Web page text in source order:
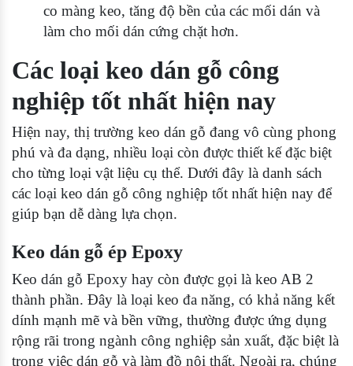
co màng keo, tăng độ bền của các mối dán và
làm cho mối dán cứng chặt hơn.
Các loại keo dán gỗ công
nghiệp tốt nhất hiện nay
Hiện nay, thị trường keo dán gỗ đang vô cùng phong
phú và đa dạng, nhiều loại còn được thiết kế đặc biệt
cho từng loại vật liệu cụ thể. Dưới đây là danh sách
các loại keo dán gỗ công nghiệp tốt nhất hiện nay để
giúp bạn dễ dàng lựa chọn.
Keo dán gỗ ép Epoxy
Keo dán gỗ Epoxy hay còn được gọi là keo AB 2
thành phần. Đây là loại keo đa năng, có khả năng kết
dính mạnh mẽ và bền vững, thường được ứng dụng
rộng rãi trong ngành công nghiệp sản xuất, đặc biệt là
trong việc dán gỗ và làm đồ nội thất. Ngoài ra, chúng